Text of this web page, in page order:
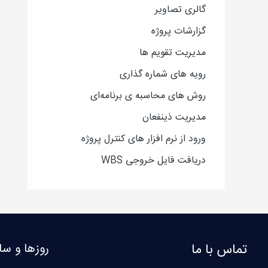
گالری تصاویر
گزارشات پروژه
مدیریت تقویم ها
رویه های شماره گذاری
روش های محاسبه ی برنامه‌ای
مدیریت ذینفعان
ورود از نرم افزار های کنترل پروژه
دریافت فایل خروجی WBS
تماس با ما روزها و